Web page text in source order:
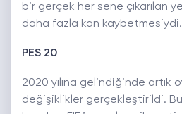
bir gerçek her sene çıkarılan
daha fazla kan kaybetmesiydi.
PES 20
2020 yılına gelindiğinde artık
değişiklikler gerçekleştirildi.